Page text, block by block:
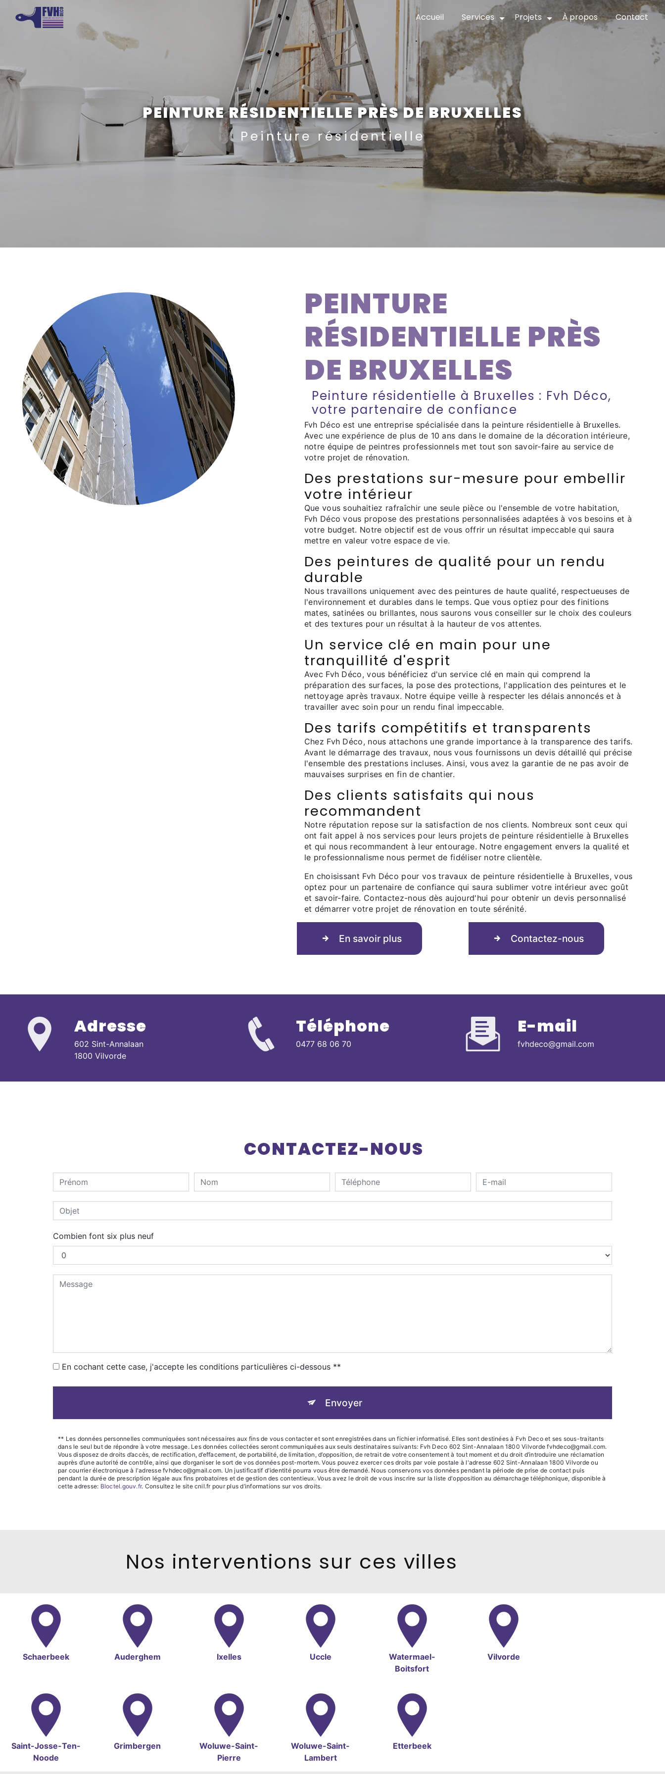
Accueil Services Projets À propos Contact
PEINTURE RÉSIDENTIELLE PRÈS DE BRUXELLES
Peinture résidentielle
PEINTURE
RÉSIDENTIELLE PRÈS
DE BRUXELLES
Peinture résidentielle à Bruxelles : Fvh Déco,
votre partenaire de confiance
Fvh Déco est une entreprise spécialisée dans la peinture résidentielle à Bruxelles.
Avec une expérience de plus de 10 ans dans le domaine de la décoration intérieure,
notre équipe de peintres professionnels met tout son savoir-faire au service de
votre projet de rénovation.
Des prestations sur-mesure pour embellir
votre intérieur
Que vous souhaitiez rafraîchir une seule pièce ou l'ensemble de votre habitation,
Fvh Déco vous propose des prestations personnalisées adaptées à vos besoins et à
votre budget. Notre objectif est de vous offrir un résultat impeccable qui saura
mettre en valeur votre espace de vie.
Des peintures de qualité pour un rendu
durable
Nous travaillons uniquement avec des peintures de haute qualité, respectueuses de
l'environnement et durables dans le temps. Que vous optiez pour des finitions
mates, satinées ou brillantes, nous saurons vous conseiller sur le choix des couleurs
et des textures pour un résultat à la hauteur de vos attentes.
Un service clé en main pour une
tranquillité d'esprit
Avec Fvh Déco, vous bénéficiez d'un service clé en main qui comprend la
préparation des surfaces, la pose des protections, l'application des peintures et le
nettoyage après travaux. Notre équipe veille à respecter les délais annoncés et à
travailler avec soin pour un rendu final impeccable.
Des tarifs compétitifs et transparents
Chez Fvh Déco, nous attachons une grande importance à la transparence des tarifs.
Avant le démarrage des travaux, nous vous fournissons un devis détaillé qui précise
l'ensemble des prestations incluses. Ainsi, vous avez la garantie de ne pas avoir de
mauvaises surprises en fin de chantier.
Des clients satisfaits qui nous
recommandent
Notre réputation repose sur la satisfaction de nos clients. Nombreux sont ceux qui
ont fait appel à nos services pour leurs projets de peinture résidentielle à Bruxelles
et qui nous recommandent à leur entourage. Notre engagement envers la qualité et
le professionnalisme nous permet de fidéliser notre clientèle.
En choisissant Fvh Déco pour vos travaux de peinture résidentielle à Bruxelles, vous
optez pour un partenaire de confiance qui saura sublimer votre intérieur avec goût
et savoir-faire. Contactez-nous dès aujourd'hui pour obtenir un devis personnalisé
et démarrer votre projet de rénovation en toute sérénité.
En savoir plus Contactez-nous
Adresse
602 Sint-Annalaan
1800 Vilvorde
Téléphone
0477 68 06 70
E-mail
fvhdeco@gmail.com
CONTACTEZ-NOUS
Combien font six plus neuf
En cochant cette case, j'accepte les conditions particulières ci-dessous **
Envoyer
** Les données personnelles communiquées sont nécessaires aux fins de vous contacter et sont enregistrées dans un fichier informatisé. Elles sont destinées à Fvh Deco et ses sous-traitants
dans le seul but de répondre à votre message. Les données collectées seront communiquées aux seuls destinataires suivants: Fvh Deco 602 Sint-Annalaan 1800 Vilvorde fvhdeco@gmail.com.
Vous disposez de droits d’accès, de rectification, d’effacement, de portabilité, de limitation, d’opposition, de retrait de votre consentement à tout moment et du droit d’introduire une réclamation
auprès d’une autorité de contrôle, ainsi que d’organiser le sort de vos données post-mortem. Vous pouvez exercer ces droits par voie postale à l'adresse 602 Sint-Annalaan 1800 Vilvorde ou
par courrier électronique à l'adresse fvhdeco@gmail.com. Un justificatif d'identité pourra vous être demandé. Nous conservons vos données pendant la période de prise de contact puis
pendant la durée de prescription légale aux fins probatoires et de gestion des contentieux. Vous avez le droit de vous inscrire sur la liste d'opposition au démarchage téléphonique, disponible à
cette adresse: Bloctel.gouv.fr. Consultez le site cnil.fr pour plus d’informations sur vos droits.
Nos interventions sur ces villes
Schaerbeek Auderghem Ixelles Uccle
Watermael-
Boitsfort
Vilvorde
Saint-Josse-Ten-
Noode
Grimbergen
Woluwe-Saint-
Pierre
Woluwe-Saint-
Lambert
Etterbeek
Panneau de gestion des cookies